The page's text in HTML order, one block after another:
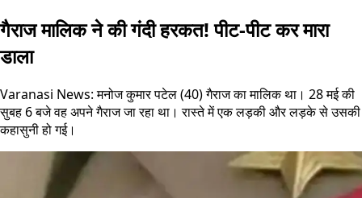
गैराज मालिक ने की गंदी हरकत! पीट-पीट कर मारा
डाला
Varanasi News: मनोज कुमार पटेल (40) गैराज का मालिक था। 28 मई की
सुबह 6 बजे वह अपने गैराज जा रहा था। रास्ते में एक लड़की और लड़के से उसकी
कहासुनी हो गई।